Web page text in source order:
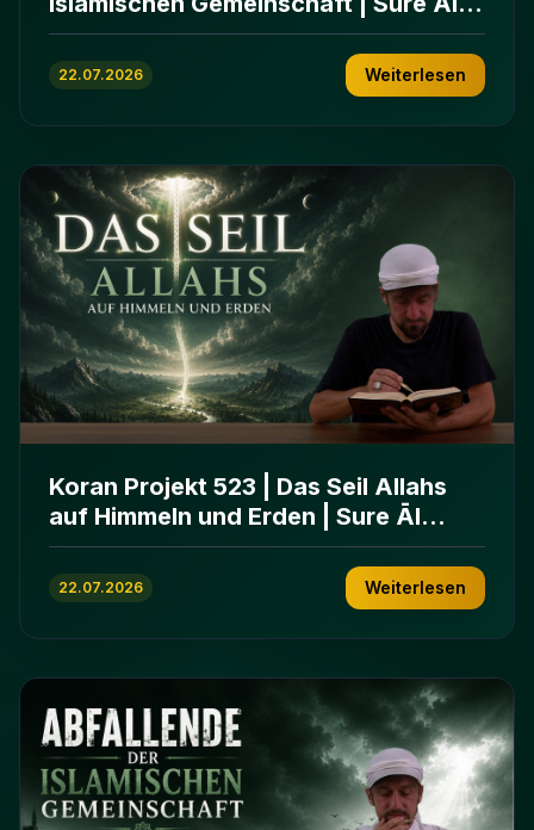
ʿImrān 103-112
22.07.2026 Weiterlesen
Koran Projekt 523 | Das Seil Allahs
auf Himmeln und Erden | Sure Āl
ʿImrān 103-112
22.07.2026 Weiterlesen